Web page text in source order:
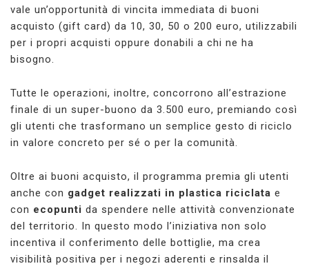
vale un’opportunità di vincita immediata di buoni
acquisto (gift card) da 10, 30, 50 o 200 euro, utilizzabili
per i propri acquisti oppure donabili a chi ne ha
bisogno.
Tutte le operazioni, inoltre, concorrono all’estrazione
finale di un super-buono da 3.500 euro, premiando così
gli utenti che trasformano un semplice gesto di riciclo
in valore concreto per sé o per la comunità.
Oltre ai buoni acquisto, il programma premia gli utenti
anche con gadget realizzati in plastica riciclata e
con ecopunti da spendere nelle attività convenzionate
del territorio. In questo modo l’iniziativa non solo
incentiva il conferimento delle bottiglie, ma crea
visibilità positiva per i negozi aderenti e rinsalda il